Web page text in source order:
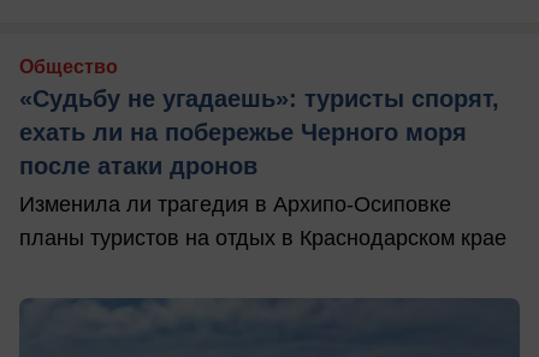
Общество
«Судьбу не угадаешь»: туристы спорят,
ехать ли на побережье Черного моря
после атаки дронов
Изменила ли трагедия в Архипо-Осиповке
планы туристов на отдых в Краснодарском крае